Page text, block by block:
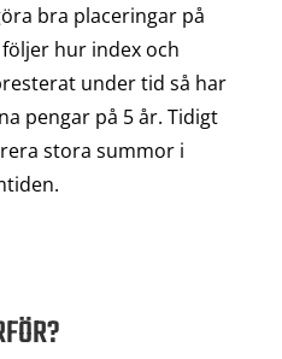
bra placeringar på
hur index och
under tid så har
pengar på 5 år. Tidigt
stora summor i